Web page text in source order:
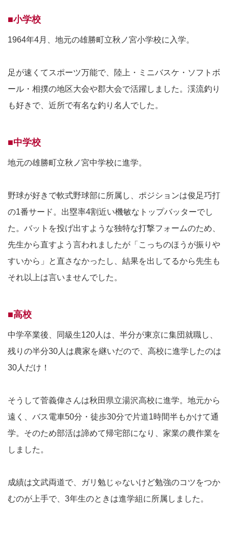
■小学校
1964年4月、地元の雄勝町立秋ノ宮小学校に入学。
足が速くてスポーツ万能で、陸上・ミニバスケ・ソフトボ
ール・相撲の地区大会や郡大会で活躍しました。渓流釣り
も好きで、近所で有名な釣り名人でした。
■中学校
地元の雄勝町立秋ノ宮中学校に進学。
野球が好きで軟式野球部に所属し、ポジションは俊足巧打
の1番サード。出塁率4割近い機敏なトップバッターでし
た。バットを投げ出すような独特な打撃フォームのため、
先生から直すよう言われましたが「こっちのほうが振りや
すいから」と直さなかったし、結果を出してるから先生も
それ以上は言いませんでした。
■高校
中学卒業後、同級生120人は、半分が東京に集団就職し、
残りの半分30人は農家を継いだので、高校に進学したのは
30人だけ！
そうして菅義偉さんは秋田県立湯沢高校に進学。地元から
遠く、バス電車50分・徒歩30分で片道1時間半もかけて通
学。そのため部活は諦めて帰宅部になり、家業の農作業を
しました。
成績は文武両道で、ガリ勉じゃないけど勉強のコツをつか
むのが上手で、3年生のときは進学組に所属しました。